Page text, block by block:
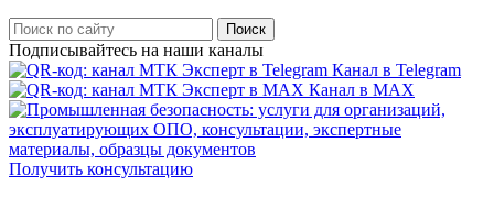
Поиск
Подписывайтесь на наши каналы
Канал в Telegram
Канал в MAX
Получить консультацию